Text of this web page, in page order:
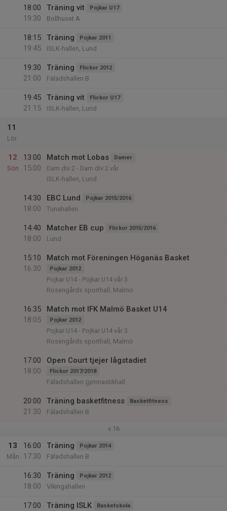
18:00
19:30
Träning vit Pojkar U17
Bollhuset A
18:15
19:45
Träning Pojkar 2011
ISLK-hallen, Lund
19:30
21:00
Träning Flickor 2012
Fäladshallen B
19:45
21:15
Träning vit Flickor U17
ISLK-hallen, Lund
11
Lör
12
Sön
13:00
15:00
Match mot Lobas Damer
Dam div 2 - Dam div 2 vår
ISLK-hallen, Lund
14:30
18:00
EBC Lund Pojkar 2015/2016
Tunahallen
14:40
18:00
Matcher EB cup Flickor 2015/2016
Lund
15:10
16:30
Match mot Föreningen Höganäs Basket
Pojkar 2012
Pojkar U14 - Pojkar U14 vår 3
Rosengårds sporthall, Malmö
16:35
18:05
Match mot IFK Malmö Basket U14
Pojkar 2012
Pojkar U14 - Pojkar U14 vår 3
Rosengårds sporthall, Malmö
17:00
18:00
Open Court tjejer lågstadiet
Flickor 2017/2018
Fäladshallen gymnastikhall
20:00
21:30
Träning basketfitness Basketfitness
Fäladshallen B
v.16
13
Mån
16:00
17:30
Träning Pojkar 2014
Fäladshallen B
16:30
18:00
Träning Pojkar 2012
Vikingahallen
17:00
Träning ISLK Basketskola